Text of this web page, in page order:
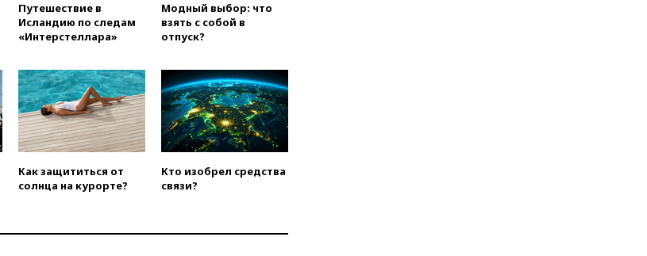
вчера, 11:07 При
столкновении катера и лодки
человека
вчера, 10:27Движение по
трассе «Новороссия»
восстановлено
вчера, 09:55Силы ПВО
перехватили за утро 85 БПЛА
над территорией РФ
падения обломков дрона
Путешествие в
Исландию по следам
«Интерстеллара»
Модный выбор: что
взять с собой в
отпуск?
Как защититься от
солнца на курорте?
Кто изобрел средства
связи?